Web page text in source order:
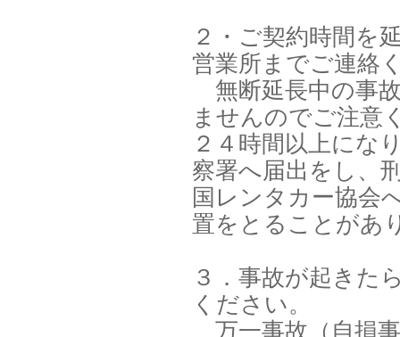
２・ご契約時間を
営業所までご連絡
無断延長中の事
ませんのでご注意
２４時間以上にな
察署へ届出をし、
国レンタカー協会
置をとることがあ
３．事故が起きた
ください。
万一事故（自損